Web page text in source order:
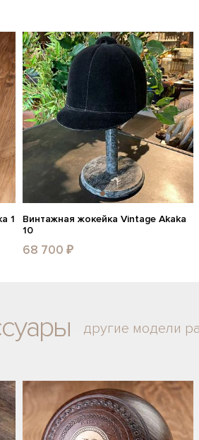
1
Винтажная жокейка Vintage Akaka
10
68 700 ₽
другие модели